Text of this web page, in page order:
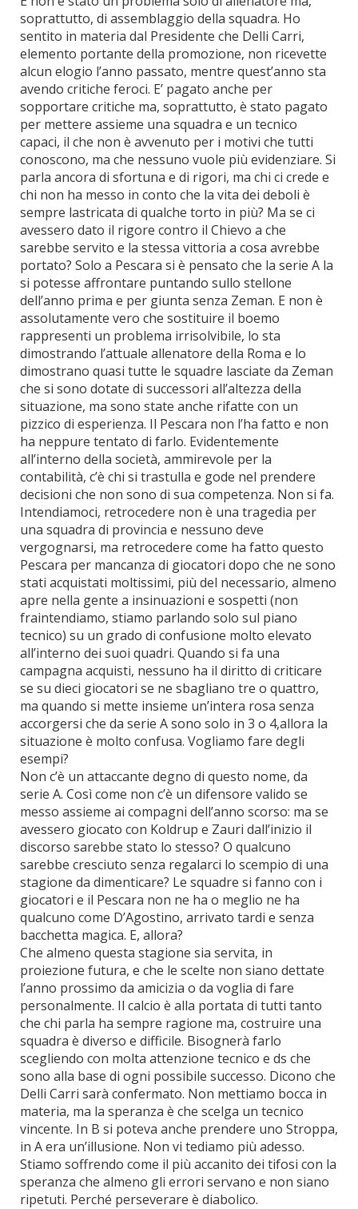
soprattutto, di assemblaggio della squadra. Ho
sentito in materia dal Presidente che Delli Carri,
elemento portante della promozione, non ricevette
alcun elogio l’anno passato, mentre quest’anno sta
avendo critiche feroci. E’ pagato anche per
sopportare critiche ma, soprattutto, è stato pagato
per mettere assieme una squadra e un tecnico
capaci, il che non è avvenuto per i motivi che tutti
conoscono, ma che nessuno vuole più evidenziare. Si
parla ancora di sfortuna e di rigori, ma chi ci crede e
chi non ha messo in conto che la vita dei deboli è
sempre lastricata di qualche torto in più? Ma se ci
avessero dato il rigore contro il Chievo a che
sarebbe servito e la stessa vittoria a cosa avrebbe
portato? Solo a Pescara si è pensato che la serie A la
si potesse affrontare puntando sullo stellone
dell’anno prima e per giunta senza Zeman. E non è
assolutamente vero che sostituire il boemo
rappresenti un problema irrisolvibile, lo sta
dimostrando l’attuale allenatore della Roma e lo
dimostrano quasi tutte le squadre lasciate da Zeman
che si sono dotate di successori all’altezza della
situazione, ma sono state anche rifatte con un
pizzico di esperienza. Il Pescara non l’ha fatto e non
ha neppure tentato di farlo. Evidentemente
all’interno della società, ammirevole per la
contabilità, c’è chi si trastulla e gode nel prendere
decisioni che non sono di sua competenza. Non si fa.
Intendiamoci, retrocedere non è una tragedia per
una squadra di provincia e nessuno deve
vergognarsi, ma retrocedere come ha fatto questo
Pescara per mancanza di giocatori dopo che ne sono
stati acquistati moltissimi, più del necessario, almeno
apre nella gente a insinuazioni e sospetti (non
fraintendiamo, stiamo parlando solo sul piano
tecnico) su un grado di confusione molto elevato
all’interno dei suoi quadri. Quando si fa una
campagna acquisti, nessuno ha il diritto di criticare
se su dieci giocatori se ne sbagliano tre o quattro,
ma quando si mette insieme un’intera rosa senza
accorgersi che da serie A sono solo in 3 o 4,allora la
situazione è molto confusa. Vogliamo fare degli
esempi?
Non c’è un attaccante degno di questo nome, da
serie A. Così come non c’è un difensore valido se
messo assieme ai compagni dell’anno scorso: ma se
avessero giocato con Koldrup e Zauri dall’inizio il
discorso sarebbe stato lo stesso? O qualcuno
sarebbe cresciuto senza regalarci lo scempio di una
stagione da dimenticare? Le squadre si fanno con i
giocatori e il Pescara non ne ha o meglio ne ha
qualcuno come D’Agostino, arrivato tardi e senza
bacchetta magica. E, allora?
Che almeno questa stagione sia servita, in
proiezione futura, e che le scelte non siano dettate
l’anno prossimo da amicizia o da voglia di fare
personalmente. Il calcio è alla portata di tutti tanto
che chi parla ha sempre ragione ma, costruire una
squadra è diverso e difficile. Bisognerà farlo
scegliendo con molta attenzione tecnico e ds che
sono alla base di ogni possibile successo. Dicono che
Delli Carri sarà confermato. Non mettiamo bocca in
materia, ma la speranza è che scelga un tecnico
vincente. In B si poteva anche prendere uno Stroppa,
in A era un’illusione. Non vi tediamo più adesso.
Stiamo soffrendo come il più accanito dei tifosi con la
speranza che almeno gli errori servano e non siano
ripetuti. Perché perseverare è diabolico.